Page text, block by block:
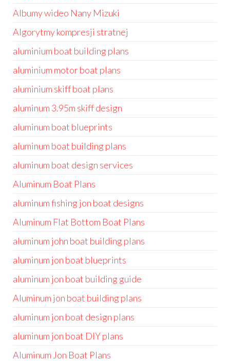
Albumy wideo Nany Mizuki
Algorytmy kompresji stratnej
aluminium boat building plans
aluminium motor boat plans
aluminium skiff boat plans
aluminum 3.95m skiff design
aluminum boat blueprints
aluminum boat building plans
aluminum boat design services
Aluminum Boat Plans
aluminum fishing jon boat designs
Aluminum Flat Bottom Boat Plans
aluminum john boat building plans
aluminum jon boat blueprints
aluminum jon boat building guide
Aluminum jon boat building plans
aluminum jon boat design plans
aluminum jon boat DIY plans
Aluminum Jon Boat Plans